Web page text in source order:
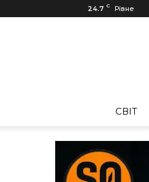
24.7 C Рівне
CВІТ